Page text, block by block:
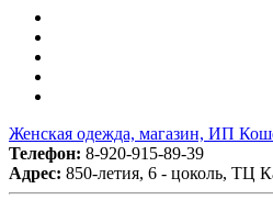
Женская одежда, магазин, ИП
Телефон: 8-920-915-89-39
Адрес: 850-летия, 6 - цоколь, ТЦ